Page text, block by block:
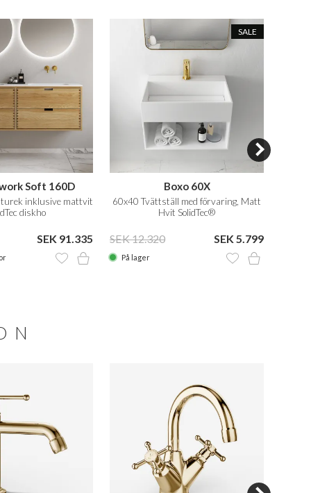
Soft 160D
inklusive mattvit
diskho
SEK 91.335
SALE
Boxo 60X
60x40 Tvättställ med förvaring, Matt
Hvit SolidTec®
SEK 12.320 SEK 5.799
På lager